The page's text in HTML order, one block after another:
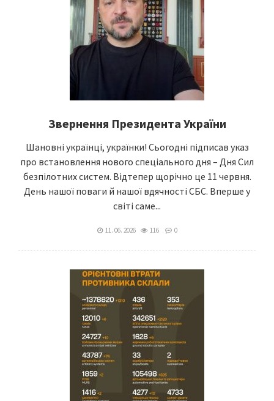
Звернення Президента України
Шановні українці, українки! Сьогодні підписав указ
про встановлення нового спеціального дня – Дня Сил
безпілотних систем. Відтепер щорічно це 11 червня.
День нашої поваги й нашої вдячності СБС. Вперше у
світі саме...
11. 06. 2026 116 0